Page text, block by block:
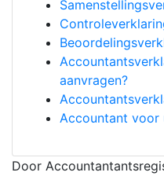
aanvragen?
Accountant voor
Door